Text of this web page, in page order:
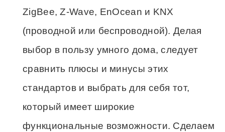
ZigBee, Z-Wave, EnOcean и KNX
(проводной или беспроводной). Делая
выбор в пользу умного дома, следует
сравнить плюсы и минусы этих
стандартов и выбрать для себя тот,
который имеет широкие
функциональные возможности. Сделаем